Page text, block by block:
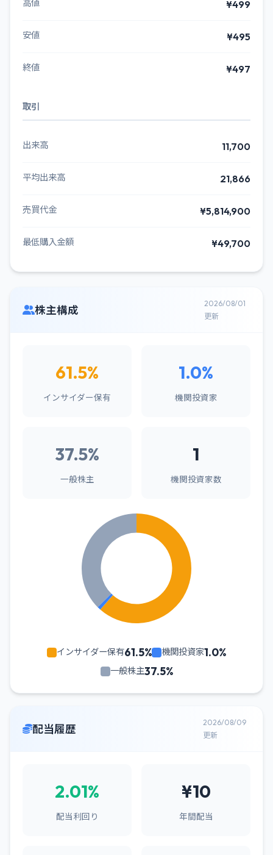
高値 ¥499
安値 ¥495
終値 ¥497
取引
出来高 11,700
平均出来高 21,866
売買代金 ¥5,814,900
最低購入金額 ¥49,700
株主構成
2026/08/01
更新
61.5%
インサイダー保有
1.0%
機関投資家
37.5%
一般株主
1
機関投資家数
インサイダー保有61.5% 機関投資家1.0%
一般株主37.5%
配当履歴
2026/08/09
更新
2.01%
配当利回り
¥10
年間配当